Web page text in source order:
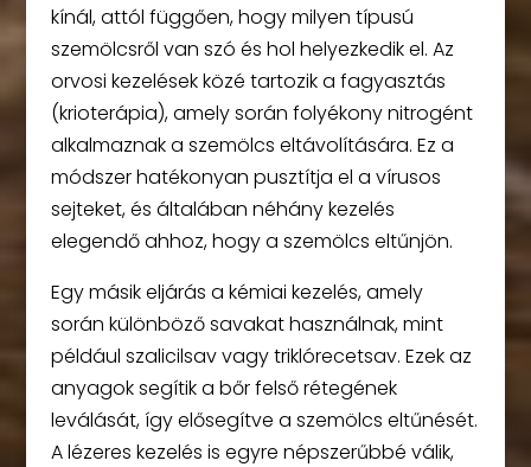
kínál, attól függően, hogy milyen típusú
szemölcsről van szó és hol helyezkedik el. Az
orvosi kezelések közé tartozik a fagyasztás
(krioterápia), amely során folyékony nitrogént
alkalmaznak a szemölcs eltávolítására. Ez a
módszer hatékonyan pusztítja el a vírusos
sejteket, és általában néhány kezelés
elegendő ahhoz, hogy a szemölcs eltűnjön.
Egy másik eljárás a kémiai kezelés, amely
során különböző savakat használnak, mint
például szalicilsav vagy triklórecetsav. Ezek az
anyagok segítik a bőr felső rétegének
leválását, így elősegítve a szemölcs eltűnését.
A lézeres kezelés is egyre népszerűbbé válik,